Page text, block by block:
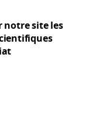
notre site les